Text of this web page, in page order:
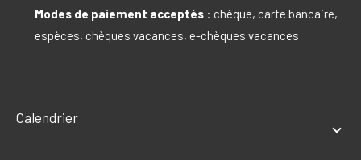
Modes de paiement acceptés: chèque, carte bancaire,
espèces, chèques vacances, e-chèques vacances
Calendrier